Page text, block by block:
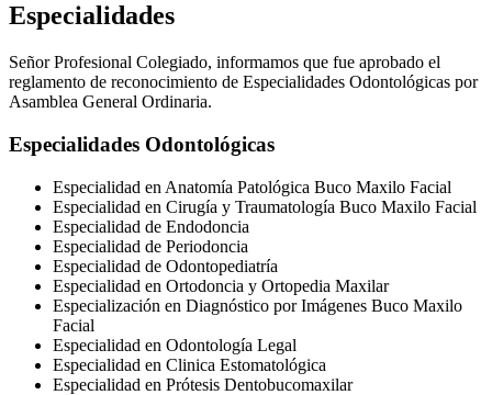
Especialidades
Señor Profesional Colegiado, informamos que fue aprobado el
reglamento de reconocimiento de Especialidades Odontológicas por
Asamblea General Ordinaria.
Especialidades Odontológicas
Especialidad en Anatomía Patológica Buco Maxilo Facial
Especialidad en Cirugía y Traumatología Buco Maxilo Facial
Especialidad de Endodoncia
Especialidad de Periodoncia
Especialidad de Odontopediatría
Especialidad en Ortodoncia y Ortopedia Maxilar
Especialización en Diagnóstico por Imágenes Buco Maxilo
Facial
Especialidad en Odontología Legal
Especialidad en Clinica Estomatológica
Especialidad en Prótesis Dentobucomaxilar